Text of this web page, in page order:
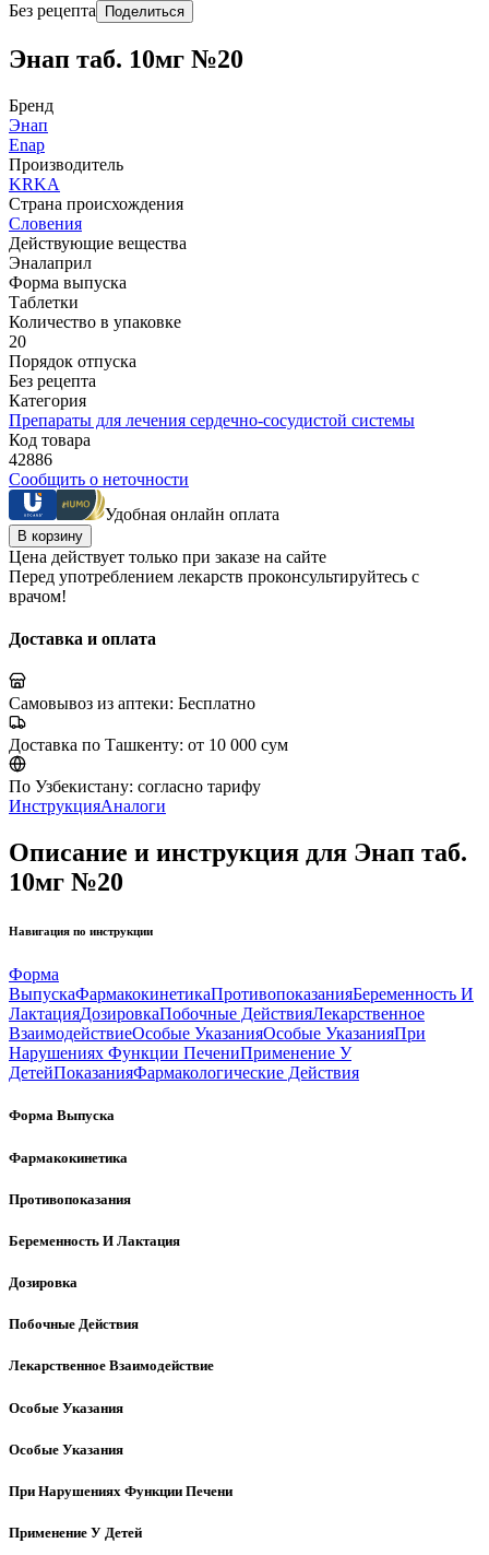
Без рецепта
Поделиться
Энап таб. 10мг №20
Бренд
Энап
Enap
Производитель
KRKA
Страна происхождения
Словения
Действующие вещества
Эналаприл
Форма выпуска
Таблетки
Количество в упаковке
20
Порядок отпуска
Без рецепта
Категория
Препараты для лечения сердечно-сосудистой системы
Код товара
42886
Сообщить о неточности
Удобная онлайн оплата
В корзину
Цена действует только при заказе на сайте
Перед употреблением лекарств проконсультируйтесь с
врачом!
Доставка и оплата
Самовывоз из аптеки: Бесплатно
Доставка по Ташкенту: от 10 000 сум
По Узбекистану: согласно тарифу
ИнструкцияАналоги
Описание и инструкция для Энап таб.
10мг №20
Навигация по инструкции
Форма
ВыпускаФармакокинетикаПротивопоказанияБеременность И
ЛактацияДозировкаПобочные ДействияЛекарственное
ВзаимодействиеОсобые УказанияОсобые УказанияПри
Нарушениях Функции ПечениПрименение У
ДетейПоказанияФармакологические Действия
Форма Выпуска
Фармакокинетика
Противопоказания
Беременность И Лактация
Дозировка
Побочные Действия
Лекарственное Взаимодействие
Особые Указания
Особые Указания
При Нарушениях Функции Печени
Применение У Детей